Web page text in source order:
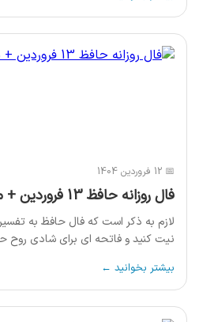
📅 12 فروردین 1404
فال روزانه حافظ 13 فروردین + معنی کامل آن
لازم به ذکر است که فال حافظ به
نیت کنید و فاتحه ای برای شادی روح
بیشتر بخوانید ←